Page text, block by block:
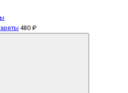
480 ₽